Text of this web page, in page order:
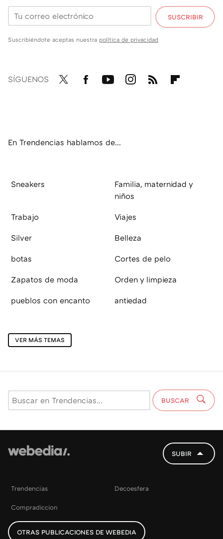
SUSCRIBIR
Suscribiéndote aceptas nuestra política de privacidad
SÍGUENOS
En Trendencias hablamos de...
Sneakers
Familia, maternidad y
niños
Trabajo Viajes
Silver Belleza
botas Cortes de pelo
Zapatos de moda Orden y limpieza
pueblos con encanto antiedad
VER MÁS TEMAS
BUSCAR
SUBIR
Trendencias Decoesfera
Compradiccion
OTRAS PUBLICACIONES DE WEBEDIA